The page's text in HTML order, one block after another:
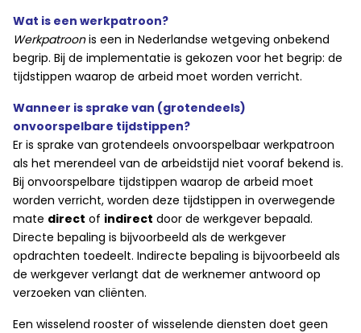
Wat is een werkpatroon?
Werkpatroonis een in Nederlandse wetgeving onbekend
begrip. Bij de implementatie is gekozen voor het begrip: de
tijdstippen waarop de arbeid moet worden verricht.
Wanneer is sprake van (grotendeels)
onvoorspelbare tijdstippen?
Er is sprake van grotendeels onvoorspelbaar werkpatroon
als het merendeel van de arbeidstijd niet vooraf bekend is.
Bij onvoorspelbare tijdstippen waarop de arbeid moet
worden verricht, worden deze tijdstippen in overwegende
mate direct of indirect door de werkgever bepaald.
Directe bepaling is bijvoorbeeld als de werkgever
opdrachten toedeelt. Indirecte bepaling is bijvoorbeeld als
de werkgever verlangt dat de werknemer antwoord op
verzoeken van cliënten.
Een wisselend rooster of wisselende diensten doet geen